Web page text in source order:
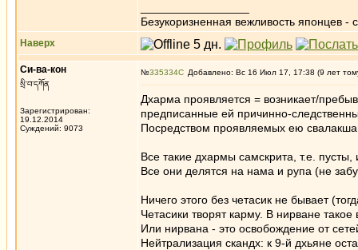
Безукоризненная вежливость японцев -
Наверх
Си-ва-кон
སྲི་བ་དཀོན
Зарегистрирован:
19.12.2014
Суждений: 9073
№335334 Добавлено: Вс 16 Июл 17, 17:38 (9 лет
Дхарма проявляется = возникает/
предписанные ей причинно-
Посредством проявляемых ею
Все такие дхармы самскрита, т.е.
Все они делятся на нама и рупа (не
Ничего этого без четасик не бывает
Четасики творят карму. В нирване
Или нирвана - это освобождение от
Нейтрализация скандх: к 9-й дхьяне